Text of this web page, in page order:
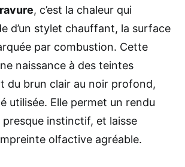
, c’est la chaleur qui
d’un stylet chauffant, la surface
par combustion. Cette
naissance à des teintes
du brun clair au noir profond,
utilisée. Elle permet un rendu
instinctif, et laisse
olfactive agréable.